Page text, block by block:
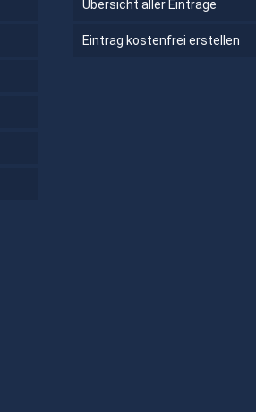
Übersicht aller Einträge
Eintrag kostenfrei erstellen